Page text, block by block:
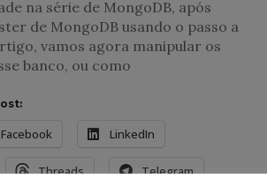
na série de MongoDB, após
de MongoDB usando o passo a
vamos agora manipular os
banco, ou como
Facebook LinkedIn
Threads Telegram